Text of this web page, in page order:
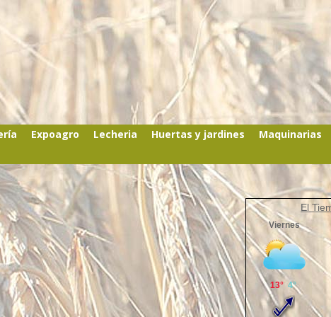
Expoagro Lecheria Huertas y jardines Maquinarias
El